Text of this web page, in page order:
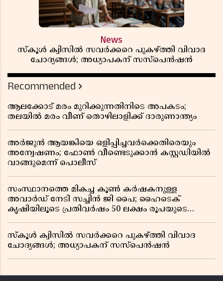
News
സ്കൂൾ ക്വിസിൽ സവർക്കറെ പുകഴ്ത്തി വിവാദ
ചോദ്യങ്ങൾ; അധ്യാപകന് സസ്പെൻഷൻ
Recommended
ആലക്കോട് മരം മുറിക്കുന്നതിനിടെ അപകടം;
തലയിൽ മരം വീണ് തൊഴിലാളിക്ക് ദാരുണാന്ത്യം
അർജുൻ ആയങ്കിയെ ഒളിപ്പിച്ചവർക്കെതിരെയും
അന്വേഷണം; ഫോൺ വീണ്ടെടുക്കാൻ കസ്റ്റഡിയിൽ
വാങ്ങുമെന്ന് പൊലീസ്
സംസ്ഥാനത്തെ മികച്ച കൂൺ കർഷകനുള്ള
അവാർഡ് നേടി സച്ചിൻ ജി പൈ; ഹൈടെക്
കൃഷിയിലൂടെ പ്രതിവർഷം 50 ലക്ഷം രൂപയുടെ
സ്കൂൾ ക്വിസിൽ സവർക്കറെ പുകഴ്ത്തി വിവാദ
ചോദ്യങ്ങൾ; അധ്യാപകന് സസ്പെൻഷൻ